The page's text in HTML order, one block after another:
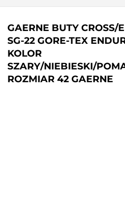
GAERNE BUTY CROSS/
SG-22 GORE-TEX
KOLOR
SZARY/NIEBIESKI/
ROZMIAR 42 GAERNE